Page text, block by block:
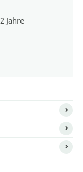
Jahre